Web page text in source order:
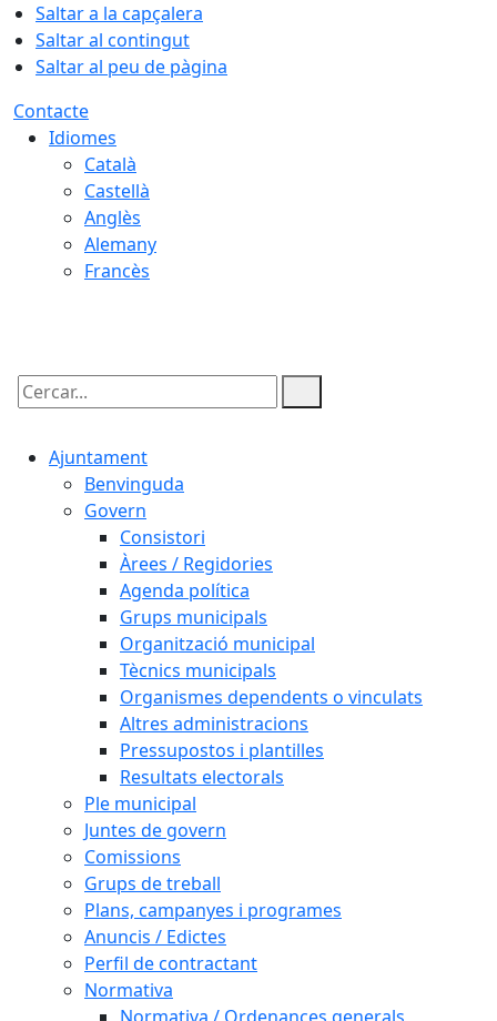
Saltar a la capçalera
Saltar al contingut
Saltar al peu de pàgina
Contacte
Idiomes
Català
Castellà
Anglès
Alemany
Francès
Cercar:
Ajuntament
Benvinguda
Govern
Consistori
Àrees / Regidories
Agenda política
Grups municipals
Organització municipal
Tècnics municipals
Organismes dependents o vinculats
Altres administracions
Pressupostos i plantilles
Resultats electorals
Ple municipal
Juntes de govern
Comissions
Grups de treball
Plans, campanyes i programes
Anuncis / Edictes
Perfil de contractant
Normativa